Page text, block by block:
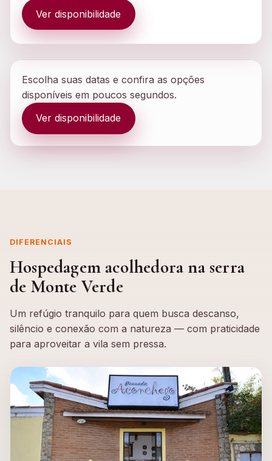
Ver disponibilidade
Escolha suas datas e confira as opções
disponíveis em poucos segundos.
Ver disponibilidade
DIFERENCIAIS
Hospedagem acolhedora na serra
de Monte Verde
Um refúgio tranquilo para quem busca descanso,
silêncio e conexão com a natureza — com praticidade
para aproveitar a vila sem pressa.